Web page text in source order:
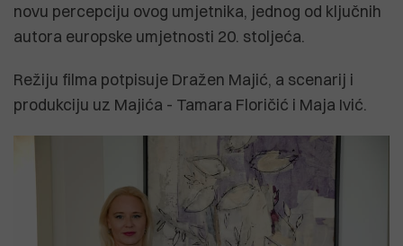
novu percepciju ovog umjetnika, jednog od ključnih
autora europske umjetnosti 20. stoljeća.
Režiju filma potpisuje Dražen Majić, a scenarij i
produkciju uz Majića - Tamara Floričić i Maja Ivić.